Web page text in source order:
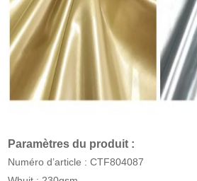
Paramètres du produit :
Numéro d’article : CTF804087